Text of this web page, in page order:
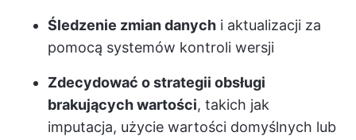
Śledzenie zmian danych i aktualizacji za
pomocą systemów kontroli wersji
Zdecydować o strategii obsługi
brakujących wartości, takich jak
imputacja, użycie wartości domyślnych lub